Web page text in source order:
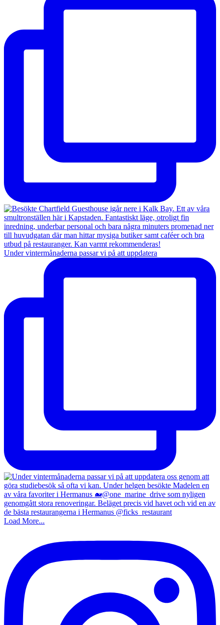
Under vintermånaderna passar vi på att uppdatera
Load More...